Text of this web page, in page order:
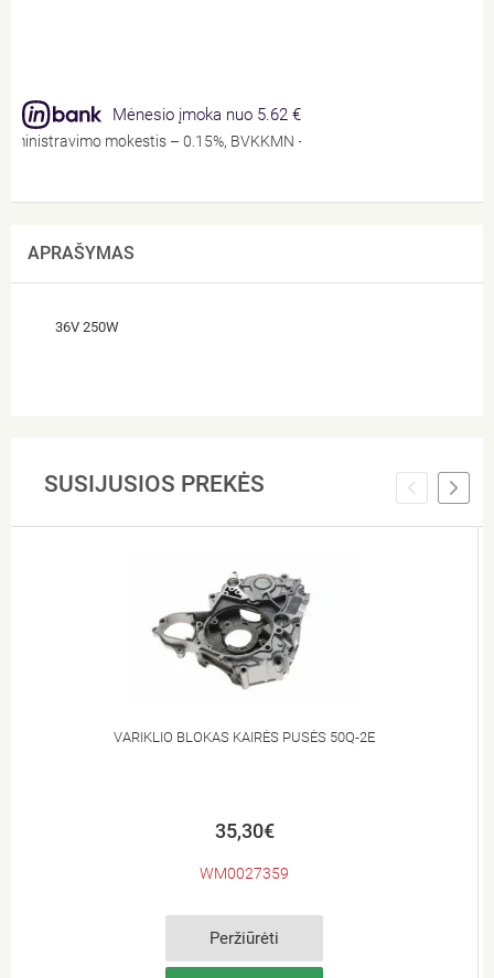
Mėnesio įmoka nuo 5.62 €
mokestis – 0.15%, BVKKMN – 14.03%, bendra mokėtina
APRAŠYMAS
36V 250W
SUSIJUSIOS PREKĖS
VARIKLIO BLOKAS KAIRĖS PUSĖS 50Q-2E
35,30€
WM0027359
Peržiūrėti